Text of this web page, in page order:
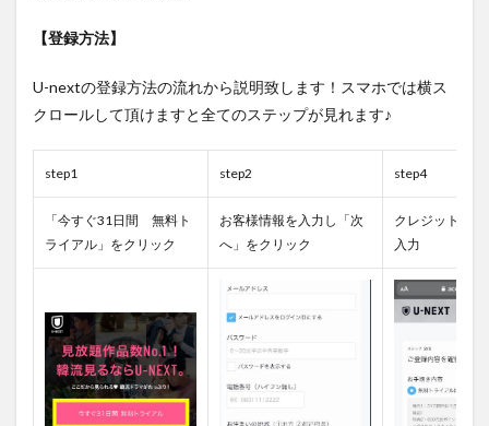
【登録方法】
U-nextの登録方法の流れから説明致します！スマホでは横ス
クロールして頂けますと全てのステップが見れます♪
step1 step2 step4
「今すぐ31日間 無料ト
ライアル」をクリック
お客様情報を入力し「次
へ」をクリック
クレジットカ
入力